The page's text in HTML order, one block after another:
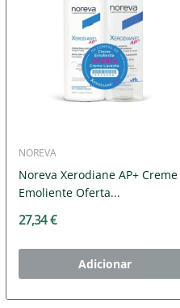
NOREVA
Noreva Xerodiane AP+ Creme
Emoliente Oferta...
27,34 €
Adicionar